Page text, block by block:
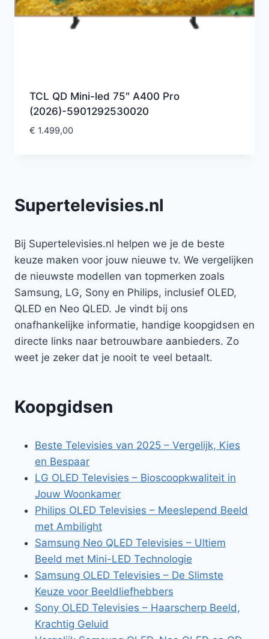
TCL QD Mini-led 75″ A400 Pro
(2026)-5901292530020
€ 1.499,00
Supertelevisies.nl
Bij Supertelevisies.nl helpen we je de beste
keuze maken voor jouw nieuwe tv. We vergelijken
de nieuwste modellen van topmerken zoals
Samsung, LG, Sony en Philips, inclusief OLED,
QLED en Neo QLED. Je vindt bij ons
onafhankelijke informatie, handige koopgidsen en
directe links naar betrouwbare aanbieders. Zo
weet je zeker dat je nooit te veel betaalt.
Koopgidsen
Beste Televisies van 2025 – Vergelijk, Kies
en Bespaar
LG OLED Televisies – Bioscoopkwaliteit in
Jouw Woonkamer
Philips OLED Televisies – Meeslepend Beeld
met Ambilight
Samsung Neo QLED Televisies – Ultiem
Beeld met Mini-LED Technologie
Samsung OLED Televisies – De Slimste
Keuze voor Beeldliefhebbers
Sony OLED Televisies – Haarscherp Beeld,
Krachtig Geluid